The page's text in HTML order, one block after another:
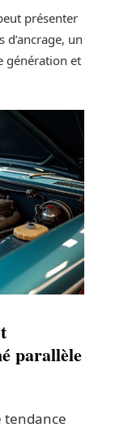
présenter
un
génération et
parallèle
tendance